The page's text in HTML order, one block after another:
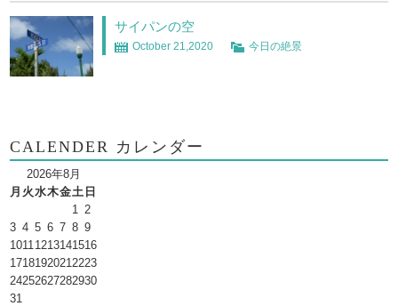
サイパンの空
October 21,2020 今日の絶景
CALENDER カレンダー
2026年8月
月 火水木金土 日
1
2
3 4 5 6 7 8 9
1011 1213141516
1718192021 2223
24252627282930
31